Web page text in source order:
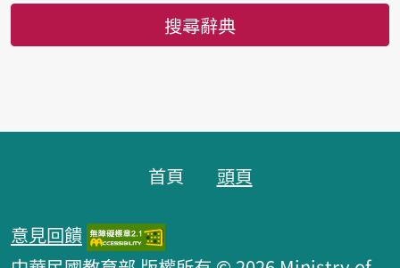
搜尋辭典
首頁 頭頁
意見回饋